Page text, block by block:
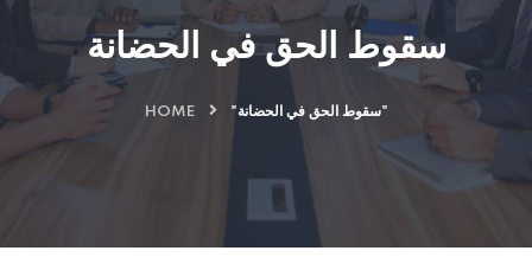
سقوط الحق في الحضانة
HOME "سقوط الحق في الحضانة"